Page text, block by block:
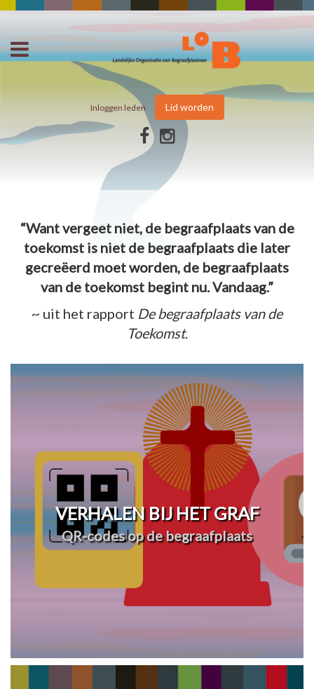
Inloggen leden Lid worden
“Want vergeet niet, de begraafplaats van de
toekomst is niet de begraafplaats die later
gecreëerd moet worden, de begraafplaats
van de toekomst begint nu. Vandaag.”
~ uit het rapport De begraafplaats van de
Toekomst.
VERHALEN BIJ HET GRAF
QR-codes op de begraafplaats